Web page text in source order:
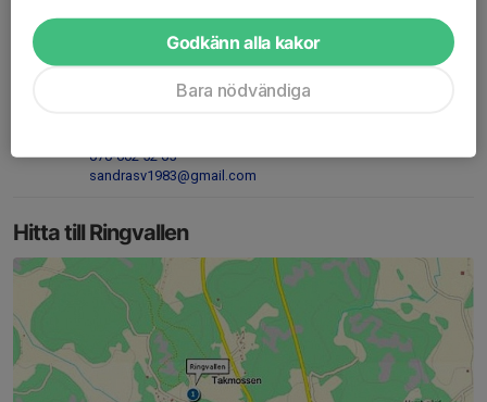
072-503 04 72
070-602 52 65
sandrasv1983@gmail.com
Hitta till Ringvallen
Godkänn alla kakor
Bara nödvändiga